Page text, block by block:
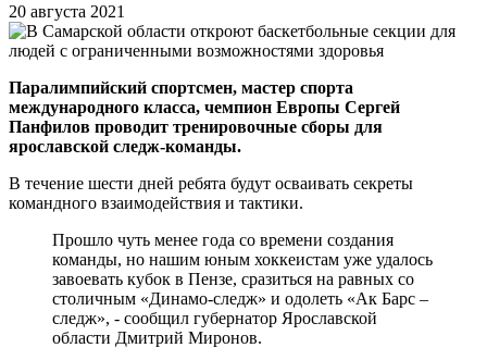
20 августа 2021
Паралимпийский спортсмен, мастер спорта
международного класса, чемпион Европы Сергей
Панфилов проводит тренировочные сборы для
ярославской следж-команды.
В течение шести дней ребята будут осваивать секреты
командного взаимодействия и тактики.
Прошло чуть менее года со времени создания
команды, но нашим юным хоккеистам уже удалось
завоевать кубок в Пензе, сразиться на равных со
столичным «Динамо-следж» и одолеть «Ак Барс –
следж», - сообщил губернатор Ярославской
области Дмитрий Миронов.